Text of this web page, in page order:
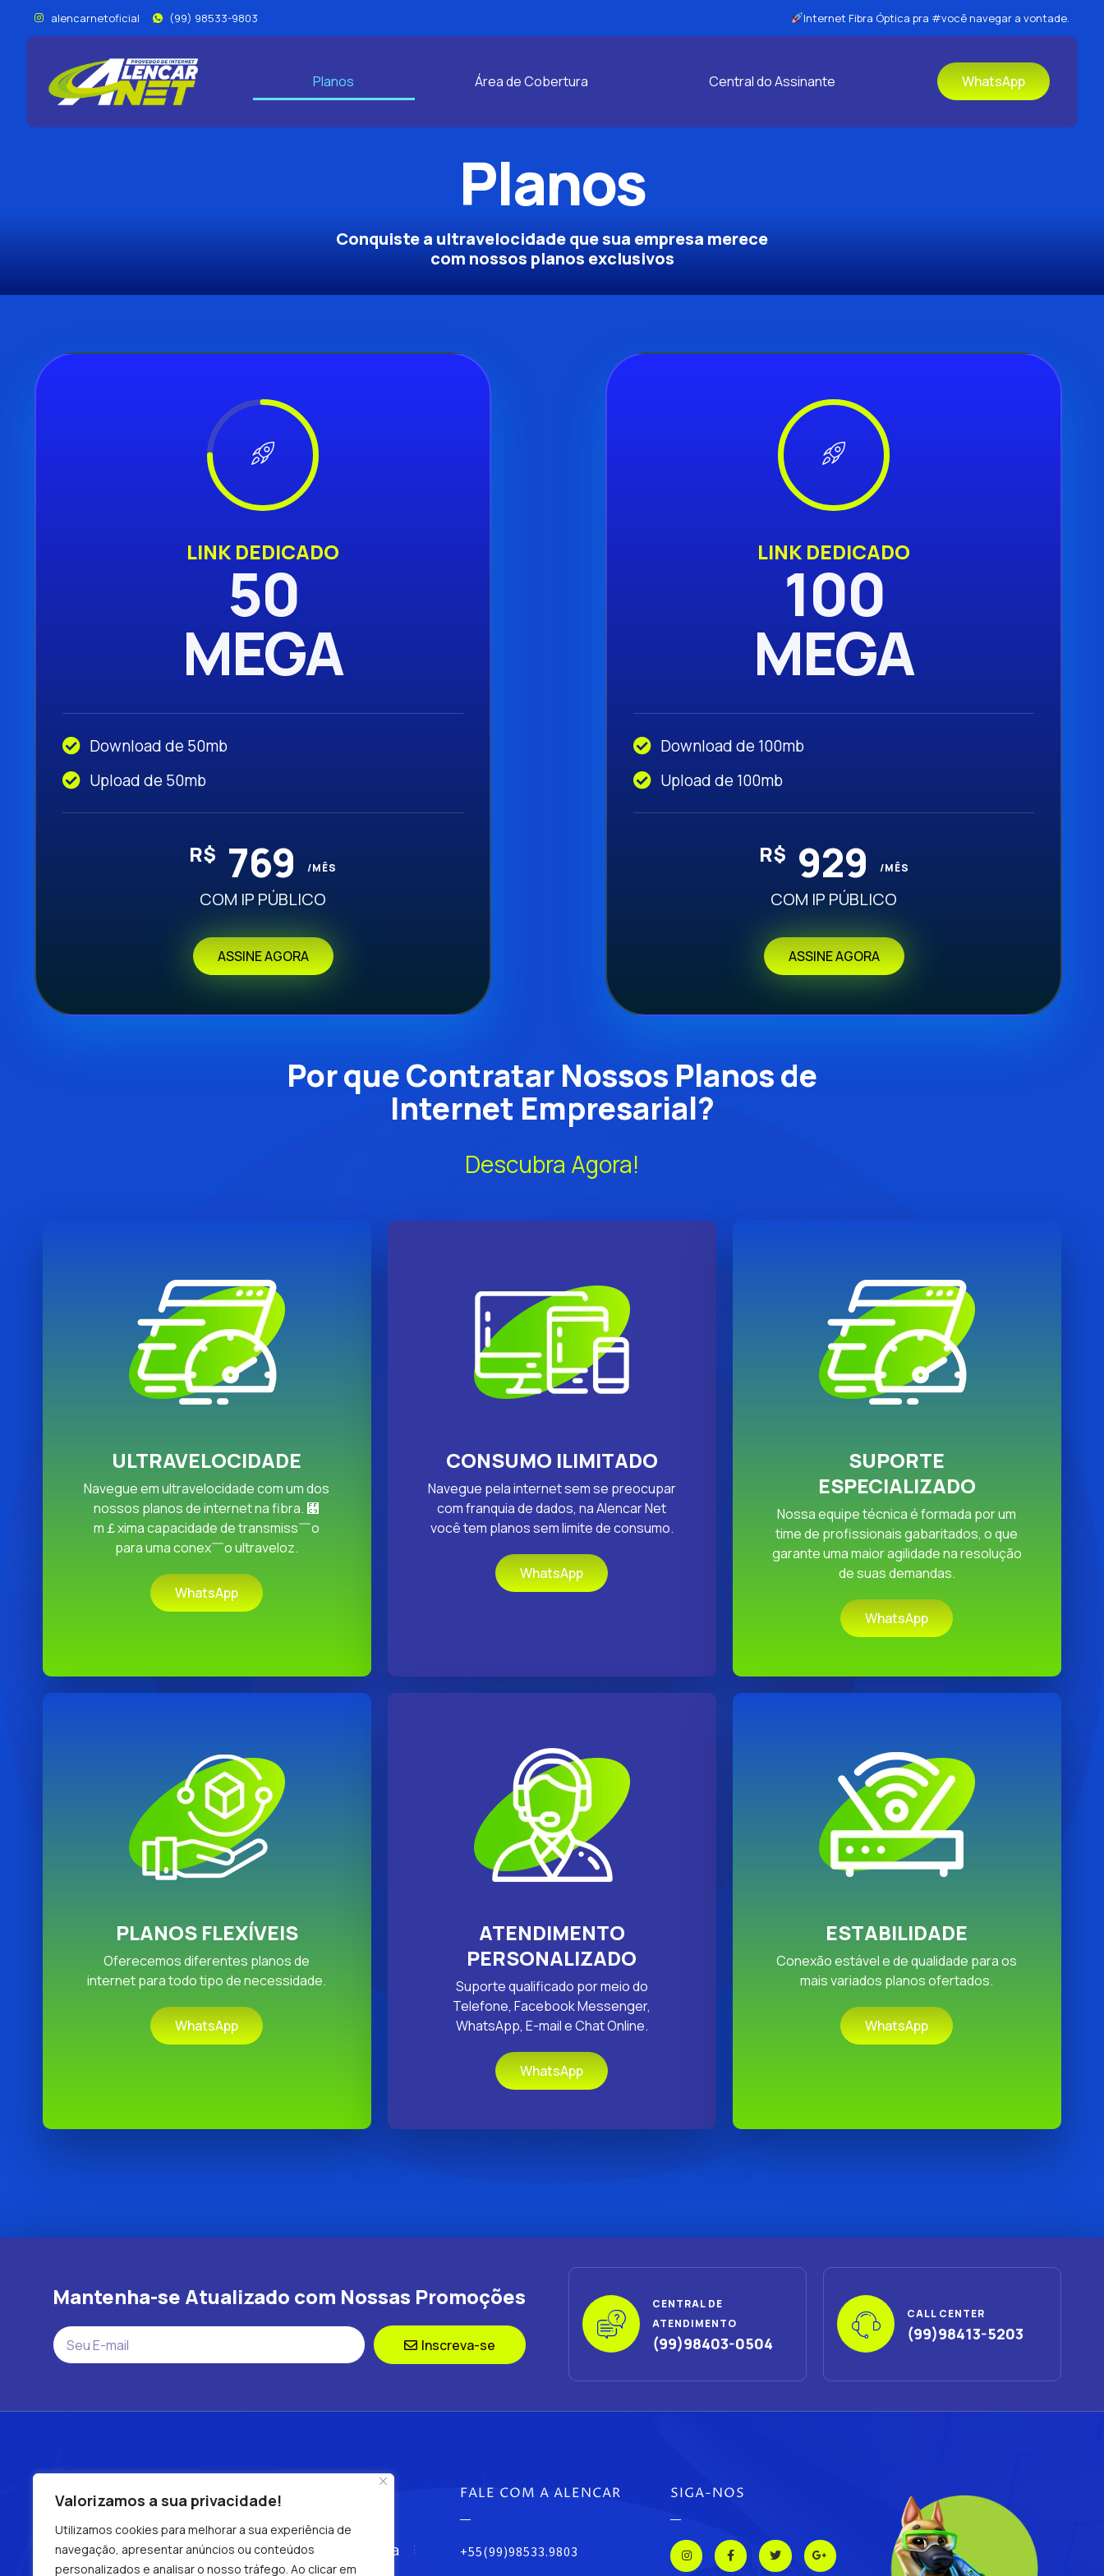
Valorizamos a sua privacidade!
Utilizamos cookies para melhorar a sua experiência de
navegação, apresentar anúncios ou conteúdos
personalizados e analisar o nosso tráfego. Ao clicar em
alencarnetoficial (99) 98533-9803 Internet Fibra Óptica pra #você navegar a vontade.
Planos Área de Cobertura Central do Assinante WhatsApp
Planos
Conquiste a ultravelocidade que sua empresa merece
com nossos planos exclusivos
LINK DEDICADO
50
MEGA
Download de 50mb
Upload de 50mb
R$ 769 /MÊS
COM IP PÚBLICO
ASSINE AGORA
LINK DEDICADO
100
MEGA
Download de 100mb
Upload de 100mb
R$ 929 /MÊS
COM IP PÚBLICO
ASSINE AGORA
Por que Contratar Nossos Planos de
Internet Empresarial?
Descubra Agora!
ULTRAVELOCIDADE
Navegue em ultravelocidade com um dos
nossos planos de internet na fibra. ￉
m￡xima capacidade de transmiss￣o
para uma conex￣o ultraveloz.
WhatsApp
CONSUMO ILIMITADO
Navegue pela internet sem se preocupar
com franquia de dados, na Alencar Net
você tem planos sem limite de consumo.
WhatsApp
SUPORTE
ESPECIALIZADO
Nossa equipe técnica é formada por um
time de profissionais gabaritados, o que
garante uma maior agilidade na resolução
de suas demandas.
WhatsApp
PLANOS FLEXÍVEIS
Oferecemos diferentes planos de
internet para todo tipo de necessidade.
WhatsApp
ATENDIMENTO
PERSONALIZADO
Suporte qualificado por meio do
Telefone, Facebook Messenger,
WhatsApp, E-mail e Chat Online.
WhatsApp
ESTABILIDADE
Conexão estável e de qualidade para os
mais variados planos ofertados.
WhatsApp
Mantenha-se Atualizado com Nossas Promoções
Inscreva-se
CENTRAL DE
ATENDIMENTO
(99)98403-0504
CALL CENTER
(99)98413-5203
Internet 100% Fibra Óptica
LINKS ÚTEIS
Planos
Cobertura
Área do Cliente
FALE COM A ALENCAR
+55(99)98533.9803
SIGA-NOS